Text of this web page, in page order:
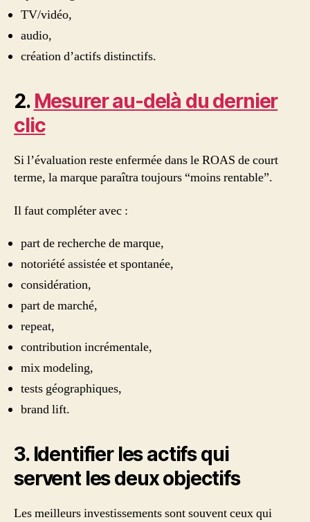
TV/vidéo,
audio,
création d’actifs distinctifs.
2. Mesurer au-delà du dernier
clic
Si l’évaluation reste enfermée dans le ROAS de court
terme, la marque paraîtra toujours “moins rentable”.
Il faut compléter avec :
part de recherche de marque,
notoriété assistée et spontanée,
considération,
part de marché,
repeat,
contribution incrémentale,
mix modeling,
tests géographiques,
brand lift.
3. Identifier les actifs qui
servent les deux objectifs
Les meilleurs investissements sont souvent ceux qui